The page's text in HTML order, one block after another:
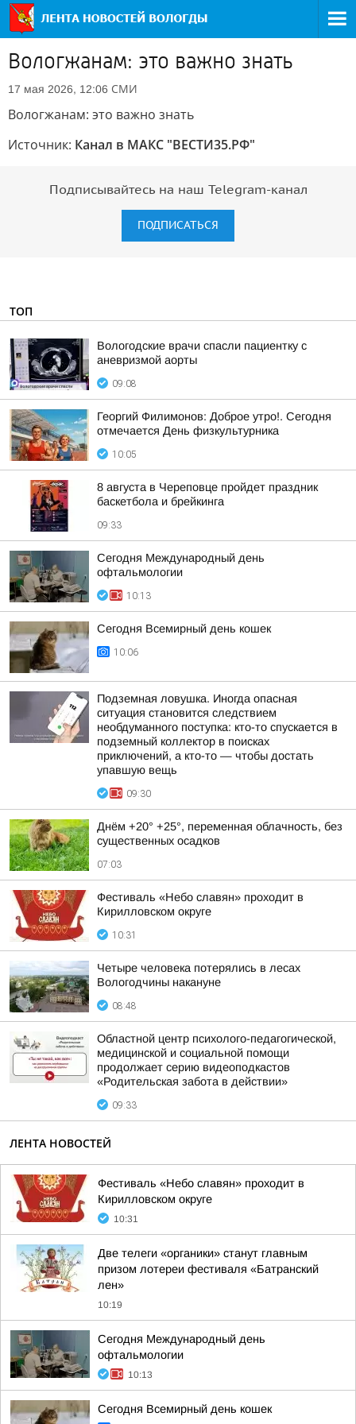
Вологжанам: это важно знать
17 мая 2026, 12:06 СМИ
Вологжанам: это важно знать
Источник: Канал в МАКС "ВЕСТИ35.РФ"
Подписывайтесь на наш Telegram-канал
ПОДПИСАТЬСЯ
ТОП
Вологодские врачи спасли пациентку с
аневризмой аорты
09:08
Георгий Филимонов: Доброе утро!. Сегодня
отмечается День физкультурника
10:05
8 августа в Череповце пройдет праздник
баскетбола и брейкинга
09:33
Сегодня Международный день
офтальмологии
10:13
Сегодня Всемирный день кошек
10:06
Подземная ловушка. Иногда опасная
ситуация становится следствием
необдуманного поступка: кто-то спускается в
подземный коллектор в поисках
приключений, а кто-то — чтобы достать
упавшую вещь
09:30
Днём +20° +25°, переменная облачность, без
существенных осадков
07:03
Фестиваль «Небо славян» проходит в
Кирилловском округе
10:31
Четыре человека потерялись в лесах
Вологодчины накануне
08:48
Областной центр психолого-педагогической,
медицинской и социальной помощи
продолжает серию видеоподкастов
«Родительская забота в действии»
09:33
ЛЕНТА НОВОСТЕЙ
Фестиваль «Небо славян» проходит в
Кирилловском округе
10:31
Две телеги «органики» станут главным
призом лотереи фестиваля «Батранский
лен»
10:19
Сегодня Международный день
офтальмологии
10:13
Сегодня Всемирный день кошек